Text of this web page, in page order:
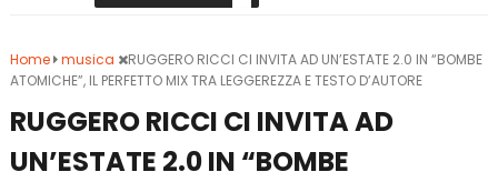
Home musica
RUGGERO RICCI CI INVITA AD UN’ESTATE 2.0 IN “BOMBE
ATOMICHE”, IL PERFETTO MIX TRA LEGGEREZZA E TESTO D’AUTORE
RUGGERO RICCI CI INVITA AD
UN’ESTATE 2.0 IN “BOMBE